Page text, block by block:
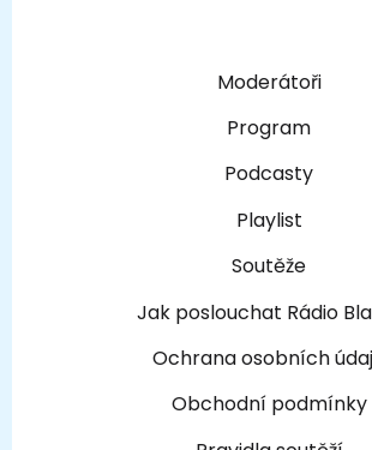
Moderátoři
Program
Podcasty
Playlist
Soutěže
Jak poslouchat Rádio
Ochrana osobních
Obchodní podmínky